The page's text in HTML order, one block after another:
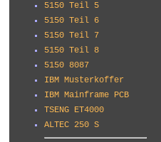
5150 Teil 5
5150 Teil 6
5150 Teil 7
5150 Teil 8
5150 8087
IBM Musterkoffer
IBM Mainframe PCB
TSENG ET4000
ALTEC 250 S